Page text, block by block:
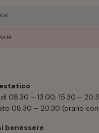
08:30 – 13:00; 15.30 –
08:30 – 20:30 (orario
benessere